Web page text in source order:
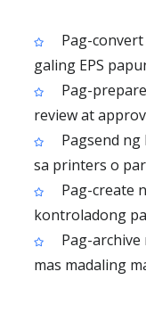
Pag-
galing EPS
Pag-
review at
Pagsend ng
sa printers o
Pag-create
kontroladong
Pag-archive
mas madaling